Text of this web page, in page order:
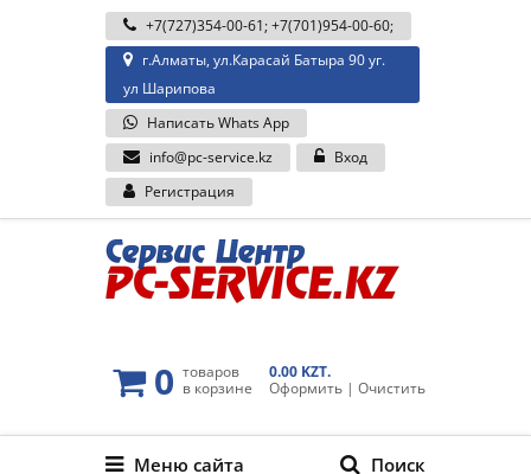
+7(727)354-00-61;+7(701)954-00-60;
г.Алматы, ул.Карасай Батыра 90 уг.
ул Шарипова
Написать Whats App
info@pc-service.kz
Вход
Регистрация
0 товаров
в корзине
0.00 KZT.
Оформить | Очистить
Меню сайта Поиск